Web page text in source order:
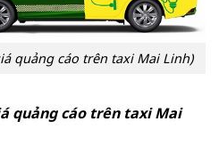
quảng cáo trên taxi Mai Linh)
quảng cáo trên taxi Mai